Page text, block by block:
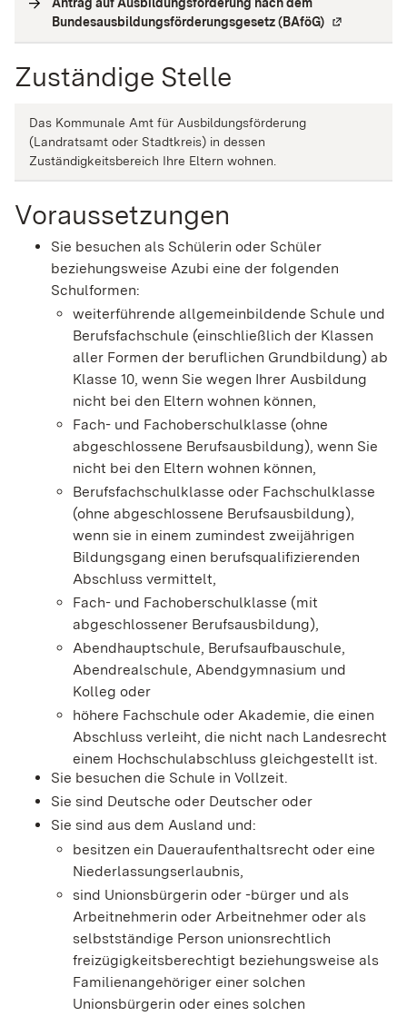
Bundesausbildungsförderungsgesetz (BAföG) Externe
Zuständige Stelle
Das Kommunale Amt für Ausbildungsförderung
(Landratsamt oder Stadtkreis) in dessen
Zuständigkeitsbereich Ihre Eltern wohnen.
Voraussetzungen
Sie besuchen als Schülerin oder Schüler
beziehungsweise Azubi eine der folgenden
Schulformen:
weiterführende allgemeinbildende Schule und
Berufsfachschule (einschließlich der Klassen
aller Formen der beruflichen Grundbildung) ab
Klasse 10, wenn Sie wegen Ihrer Ausbildung
nicht bei den Eltern wohnen können,
Fach- und Fachoberschulklasse (ohne
abgeschlossene Berufsausbildung), wenn Sie
nicht bei den Eltern wohnen können,
Berufsfachschulklasse oder Fachschulklasse
(ohne abgeschlossene Berufsausbildung),
wenn sie in einem zumindest zweijährigen
Bildungsgang einen berufsqualifizierenden
Abschluss vermittelt,
Fach- und Fachoberschulklasse (mit
abgeschlossener Berufsausbildung),
Abendhauptschule, Berufsaufbauschule,
Abendrealschule, Abendgymnasium und
Kolleg oder
höhere Fachschule oder Akademie, die einen
Abschluss verleiht, die nicht nach Landesrecht
einem Hochschulabschluss gleichgestellt ist.
Sie besuchen die Schule in Vollzeit.
Sie sind Deutsche oder Deutscher oder
Sie sind aus dem Ausland und:
besitzen ein Daueraufenthaltsrecht oder eine
Niederlassungserlaubnis,
sind Unionsbürgerin oder -bürger und als
Arbeitnehmerin oder Arbeitnehmer oder als
selbstständige Person unionsrechtlich
freizügigkeitsberechtigt beziehungsweise als
Familienangehöriger einer solchen
Unionsbürgerin oder eines solchen